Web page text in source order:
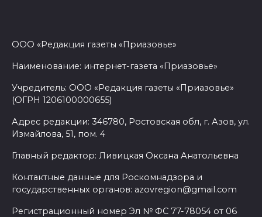
ООО «Редакция газеты «Приазовье»
Наименование: интернет-газета «Приазовье»
Учредитель: ООО «Редакция газеты «Приазовье»
(ОГРН 1206100000655)
Адрес редакции: 346780, Ростовская обл, г. Азов, ул.
Измайлова, 51, пом. 4
Главный редактор: Ливицкая Оксана Анатольевна
Контактные данные для Роскомнадзора и
государственных органов: azovregion@gmail.com
Регистрационный номер Эл № ФС 77-78054 от 06